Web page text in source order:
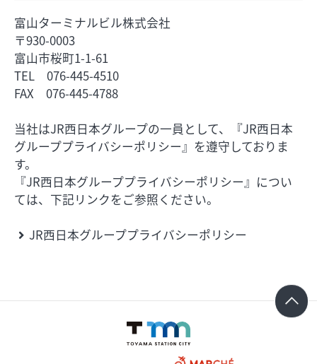
富山ターミナルビル株式会社
〒930-0003
富山市桜町1-1-61
TEL 076-445-4510
FAX 076-445-4788
当社はJR西日本グループの一員として、『JR西日本
グループプライバシーポリシー』を遵守しておりま
す。
『JR西日本グループプライバシーポリシー』につい
ては、下記リンクをご参照ください。
JR西日本グループプライバシーポリシー